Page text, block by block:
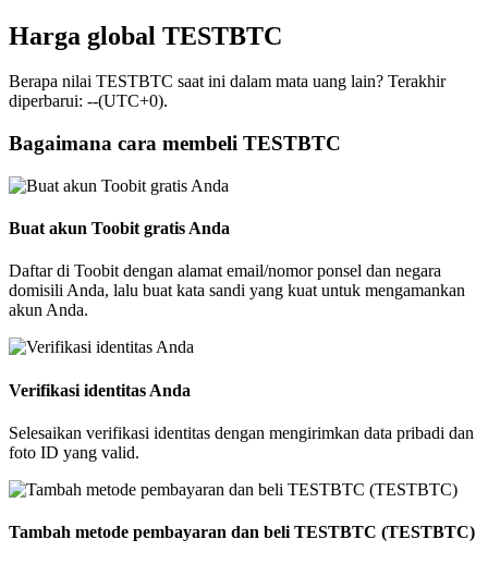
Harga global TESTBTC
Berapa nilai TESTBTC saat ini dalam mata uang lain? Terakhir
diperbarui: --(UTC+0).
Bagaimana cara membeli TESTBTC
Buat akun Toobit gratis Anda
Daftar di Toobit dengan alamat email/nomor ponsel dan negara
domisili Anda, lalu buat kata sandi yang kuat untuk mengamankan
akun Anda.
Verifikasi identitas Anda
Selesaikan verifikasi identitas dengan mengirimkan data pribadi dan
foto ID yang valid.
Tambah metode pembayaran dan beli TESTBTC (TESTBTC)